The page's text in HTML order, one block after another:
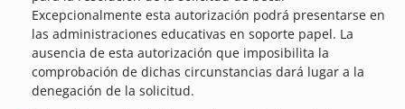
Excepcionalmente esta autorización podrá presentarse en
las administraciones educativas en soporte papel. La
ausencia de esta autorización que imposibilita la
comprobación de dichas circunstancias dará lugar a la
denegación de la solicitud.